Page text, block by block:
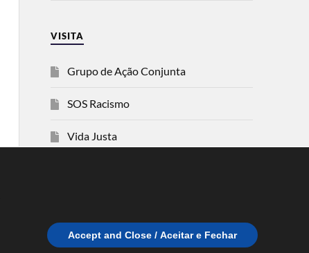
VISITA
Grupo de Ação Conjunta
SOS Racismo
Vida Justa
Accept and Close / Aceitar e Fechar